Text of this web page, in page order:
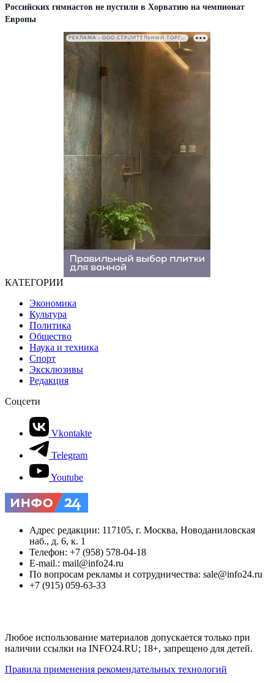
Российских гимнастов не пустили в Хорватию на чемпионат
Европы
РЕКЛАМА • ООО СТРОИТЕЛЬНЫЙ ТОРГОВЫЙ ДОМ «ПЕТРОВИЧ». ИНН: 7802348846
КАТЕГОРИИ
Экономика
Культура
Политика
Общество
Наука и техника
Спорт
Эксклюзивы
Редакция
Соцсети
Vkontakte
Telegram
Youtube
Адрес редакции: 117105, г. Москва, Новоданиловская
наб., д. 6, к. 1
Телефон: +7 (958) 578-04-18
E-mail.: mail@info24.ru
По вопросам рекламы и сотрудничества: sale@info24.ru
+7 (915) 059-63-33
Любое использование материалов допускается только при
наличии ссылки на INFO24.RU; 18+, запрещено для детей.
Правила применения рекомендательных технологий